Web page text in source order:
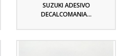
SUZUKI ADESIVO
DECALCOMANIA...